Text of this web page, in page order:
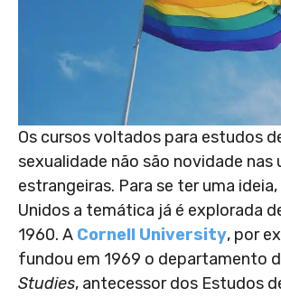
Os cursos voltados para estudos
sexualidade não são novidade nas
estrangeiras. Para se ter uma
Unidos a temática já é explorada
1960. A Cornell University, por
fundou em 1969 o departamento
Studies, antecessor dos Estudos